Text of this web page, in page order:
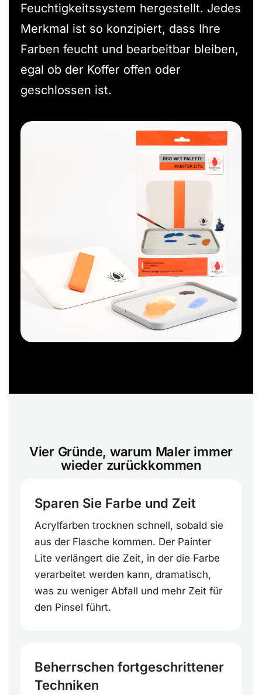
Feuchtigkeitssystem hergestellt. Jedes
Merkmal ist so konzipiert, dass Ihre
Farben feucht und bearbeitbar bleiben,
egal ob der Koffer offen oder
geschlossen ist.
Vier Gründe, warum Maler immer
wieder zurückkommen
Sparen Sie Farbe und Zeit
Acrylfarben trocknen schnell, sobald sie
aus der Flasche kommen. Der Painter
Lite verlängert die Zeit, in der die Farbe
verarbeitet werden kann, dramatisch,
was zu weniger Abfall und mehr Zeit für
den Pinsel führt.
Beherrschen fortgeschrittener
Techniken